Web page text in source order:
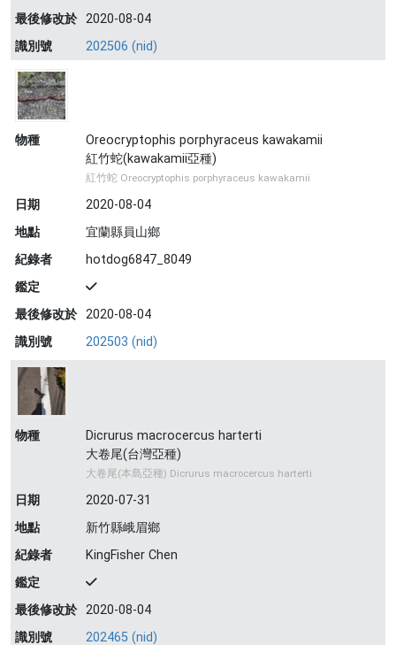
最後修改於 2020-08-04
識別號
202506 (nid)
物種
Oreocryptophis porphyraceus kawakamii
紅竹蛇(kawakamii亞種)
紅竹蛇 Oreocryptophis porphyraceus kawakamii
日期
2020-08-04
地點
宜蘭縣員山鄉
紀錄者
hotdog6847_8049
鑑定
最後修改於 2020-08-04
識別號
202503 (nid)
物種
Dicrurus macrocercus harterti
大卷尾(台灣亞種)
大卷尾(本島亞種) Dicrurus macrocercus harterti
日期
2020-07-31
地點
新竹縣峨眉鄉
紀錄者
KingFisher Chen
鑑定
最後修改於 2020-08-04
識別號
202465 (nid)